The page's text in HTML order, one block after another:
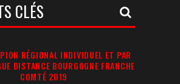
RÉGIONAL INDIVIDUEL ET PAR
DISTANCE BOURGOGNE FRANCHE
COMTÉ 2019